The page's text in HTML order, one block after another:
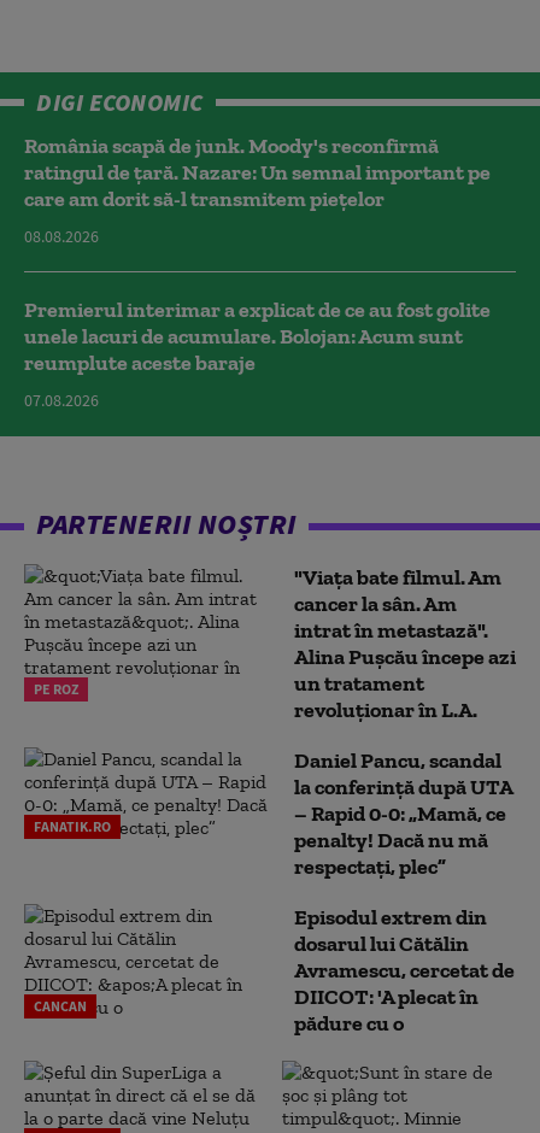
DIGI ECONOMIC
România scapă de junk. Moody's reconfirmă
ratingul de țară. Nazare: Un semnal important pe
care am dorit să-l transmitem piețelor
08.08.2026
Premierul interimar a explicat de ce au fost golite
unele lacuri de acumulare. Bolojan: Acum sunt
reumplute aceste baraje
07.08.2026
PARTENERII NOȘTRI
PE ROZ
"Viața bate filmul. Am
cancer la sân. Am
intrat în metastază".
Alina Pușcău începe azi
un tratament
revoluționar în L.A.
FANATIK.RO
Daniel Pancu, scandal
la conferință după UTA
– Rapid 0-0: „Mamă, ce
penalty! Dacă nu mă
respectați, plec”
CANCAN
Episodul extrem din
dosarul lui Cătălin
Avramescu, cercetat de
DIICOT: 'A plecat în
pădure cu o